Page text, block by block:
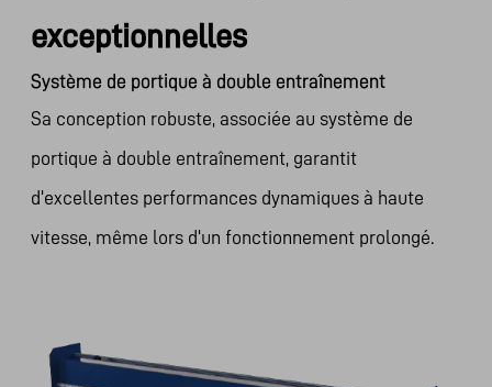
exceptionnelles
Système de portique à double entraînement
Sa conception robuste, associée au système de
portique à double entraînement, garantit
d'excellentes performances dynamiques à haute
vitesse, même lors d'un fonctionnement prolongé.